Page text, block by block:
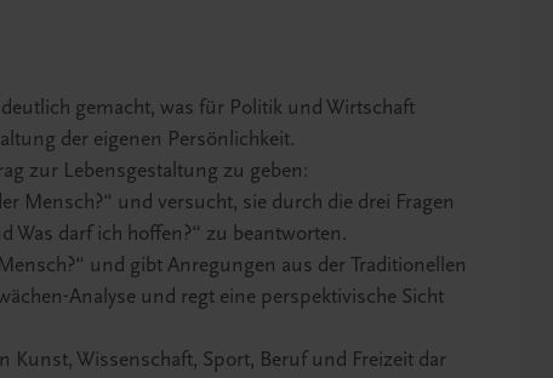
gemacht, was für Politik und Wirtschaft
der eigenen Persönlichkeit.
zur Lebensgestaltung zu geben:
Mensch?“ und versucht, sie durch die drei Fragen
Was darf ich hoffen?“ zu beantworten.
und gibt Anregungen aus der Traditionellen
Analyse und regt eine perspektivische Sicht
Wissenschaft, Sport, Beruf und Freizeit dar